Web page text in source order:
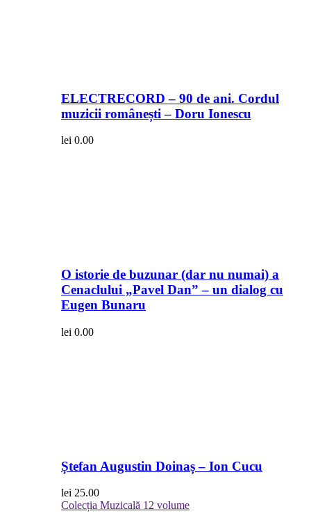
ELECTRECORD – 90 de ani. Cordul
muzicii românești – Doru Ionescu
lei 0.00
O istorie de buzunar (dar nu numai) a
Cenaclului „Pavel Dan” – un dialog cu
Eugen Bunaru
lei 0.00
Ștefan Augustin Doinaș – Ion Cucu
lei 25.00
Colecția Muzicală 12 volume